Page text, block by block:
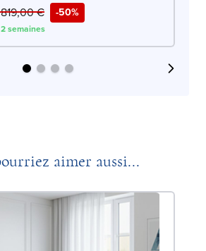
-50%
819,00 €
semaines
aimer aussi...